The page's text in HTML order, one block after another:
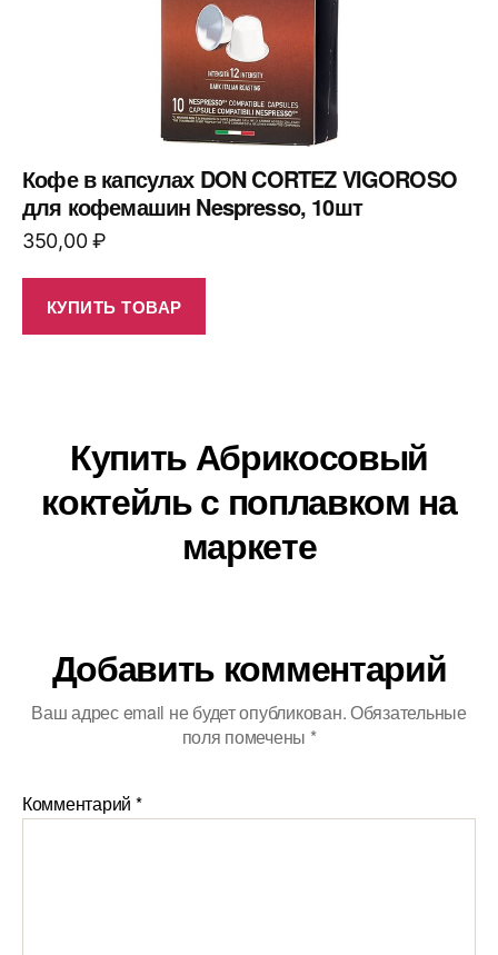
Кофе в капсулах DON CORTEZ VIGOROSO
для кофемашин Nespresso, 10шт
350,00₽
КУПИТЬ ТОВАР
Купить Абрикосовый
коктейль с поплавком на
маркете
Добавить комментарий
Ваш адрес email не будет опубликован.Обязательные
поля помечены *
Комментарий *